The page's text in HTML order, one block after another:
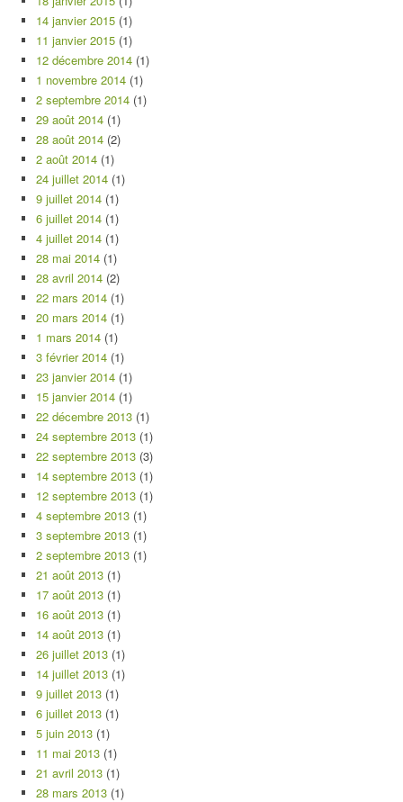
14 janvier 2015 (1)
11 janvier 2015 (1)
12 décembre 2014 (1)
1 novembre 2014 (1)
2 septembre 2014 (1)
29 août 2014 (1)
28 août 2014 (2)
2 août 2014 (1)
24 juillet 2014 (1)
9 juillet 2014 (1)
6 juillet 2014 (1)
4 juillet 2014 (1)
28 mai 2014 (1)
28 avril 2014 (2)
22 mars 2014 (1)
20 mars 2014 (1)
1 mars 2014 (1)
3 février 2014 (1)
23 janvier 2014 (1)
15 janvier 2014 (1)
22 décembre 2013 (1)
24 septembre 2013 (1)
22 septembre 2013 (3)
14 septembre 2013 (1)
12 septembre 2013 (1)
4 septembre 2013 (1)
3 septembre 2013 (1)
2 septembre 2013 (1)
21 août 2013 (1)
17 août 2013 (1)
16 août 2013 (1)
14 août 2013 (1)
26 juillet 2013 (1)
14 juillet 2013 (1)
9 juillet 2013 (1)
6 juillet 2013 (1)
5 juin 2013 (1)
11 mai 2013 (1)
21 avril 2013 (1)
28 mars 2013 (1)